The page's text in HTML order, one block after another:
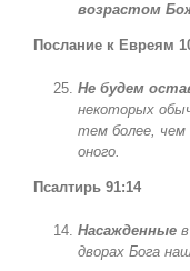
возрастом
Послание к Евреям
Не будем
некоторых
тем более, чем
оного.
Псалтирь 91:14
Насажденные
дворах Бога